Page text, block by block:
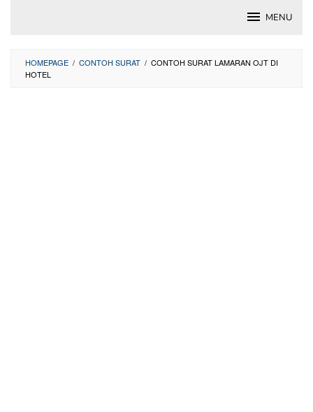
MENU
HOMEPAGE / CONTOH SURAT / CONTOH SURAT LAMARAN OJT DI
HOTEL